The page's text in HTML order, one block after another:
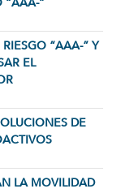
“AAA-” Y
EL
DE
LA MOVILIDAD